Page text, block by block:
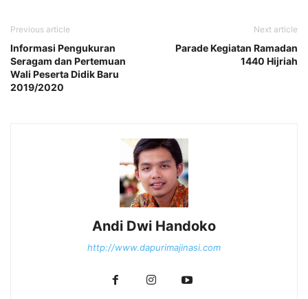
Previous article
Informasi Pengukuran
Seragam dan Pertemuan
Wali Peserta Didik Baru
2019/2020
Next article
Parade Kegiatan Ramadan
1440 Hijriah
Andi Dwi Handoko
http://www.dapurimajinasi.com